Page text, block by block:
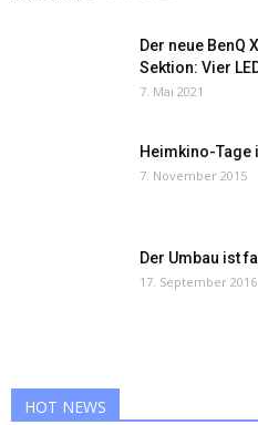
Der neue BenQ
Sektion: Vier
7. Mai 2021
Heimkino-Tage
7. November 2015
Der Umbau ist
17. September 2016
HOT NEWS